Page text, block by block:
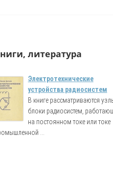
литература
Электротехнические
устройства радиосистем
В книге рассматриваются
блоки радиосистем,
на постоянном токе или токе
...